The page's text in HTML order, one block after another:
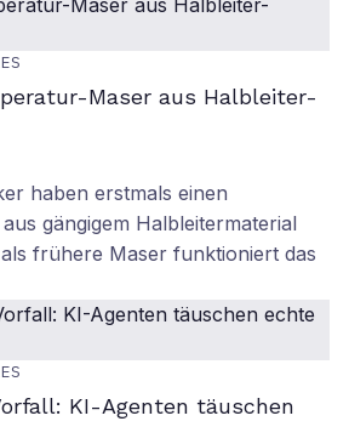
Maser aus Halbleiter-
haben erstmals einen
gängigem Halbleitermaterial
frühere Maser funktioniert das
KI-Agenten täuschen